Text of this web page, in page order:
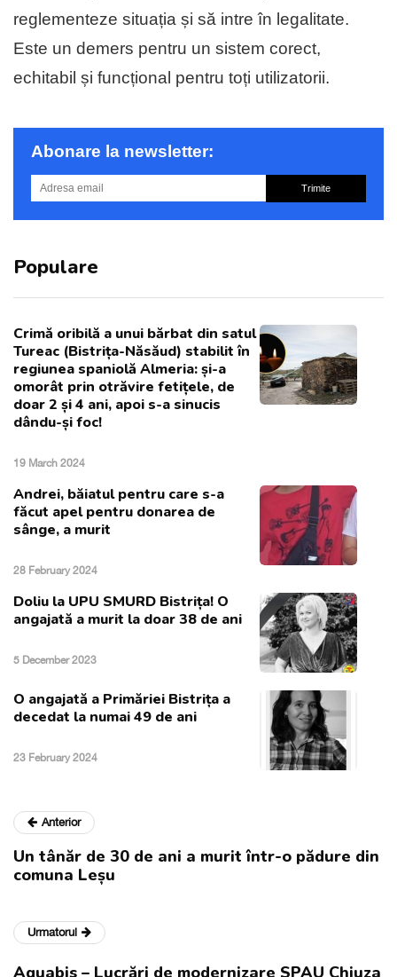
reglementeze situația și să intre în legalitate.
Este un demers pentru un sistem corect,
echitabil și funcțional pentru toți utilizatorii.
Abonare la newsletter:
Trimite
Populare
Crimă oribilă a unui bărbat din satul
Tureac (Bistrița-Năsăud) stabilit în
regiunea spaniolă Almeria: și-a
omorât prin otrăvire fetițele, de
doar 2 și 4 ani, apoi s-a sinucis
dându-și foc!
19 March 2024
Andrei, băiatul pentru care s-a
făcut apel pentru donarea de
sânge, a murit
28 February 2024
Doliu la UPU SMURD Bistrița! O
angajată a murit la doar 38 de ani
5 December 2023
O angajată a Primăriei Bistrița a
decedat la numai 49 de ani
23 February 2024
Anterior
Un tânăr de 30 de ani a murit într-o pădure din
comuna Leșu
Urmatorul
Aquabis – Lucrări de modernizare SPAU Chiuza